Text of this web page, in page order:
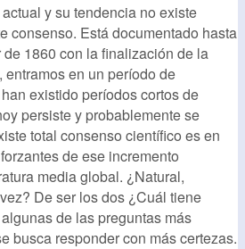
y su tendencia no existe
consenso. Está documentado hasta
1860 con la finalización de la
en un período de
existido períodos cortos de
persiste y probablemente se
total consenso científico es en
de ese incremento
media global. ¿Natural,
De ser los dos ¿Cuál tiene
de las preguntas más
busca responder con más certezas.